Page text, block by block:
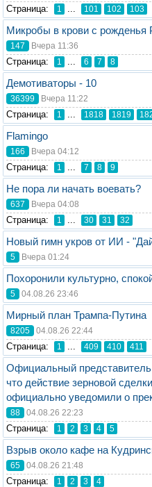
Стрaница: 1 101 102 103
Микробы в крови с рожденья
147 Вчера 11:36
Стрaница: 1 6 7 8
Демотиваторы - 10
36399 Вчера 11:22
Стрaница: 1 1818 1819
Flamingo
166 Вчера 04:12
Стрaница: 1 7 8 9
Не пора ли начать воевать?
637 Вчера 04:08
Стрaница: 1 30 31 32
Новый гимн укров от ИИ -
5 Вчера 01:24
Похоронили культурно,
5 04.08.26 23:46
Мирный план Трампа-Путина
8205 04.08.26 22:44
Стрaница: 1 409 410 411
Официальный
что действие зерновой
официально уведомили о
88 04.08.26 22:23
Стрaница: 1 2 3 4 5
Взрыв около кафе на
65 04.08.26 21:48
Стрaница: 1 2 3 4